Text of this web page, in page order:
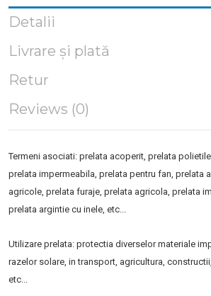
Detalii
Livrare și plată
Retur
Reviews (0)
Termeni asociati: prelata acoperit, prelata
prelata impermeabila, prelata pentru fan, prelata
agricole, prelata furaje, prelata agricola, prelata
prelata argintie cu inele, etc...
Utilizare prelata: protectia diverselor materiale
razelor solare, in transport, agricultura,
etc...